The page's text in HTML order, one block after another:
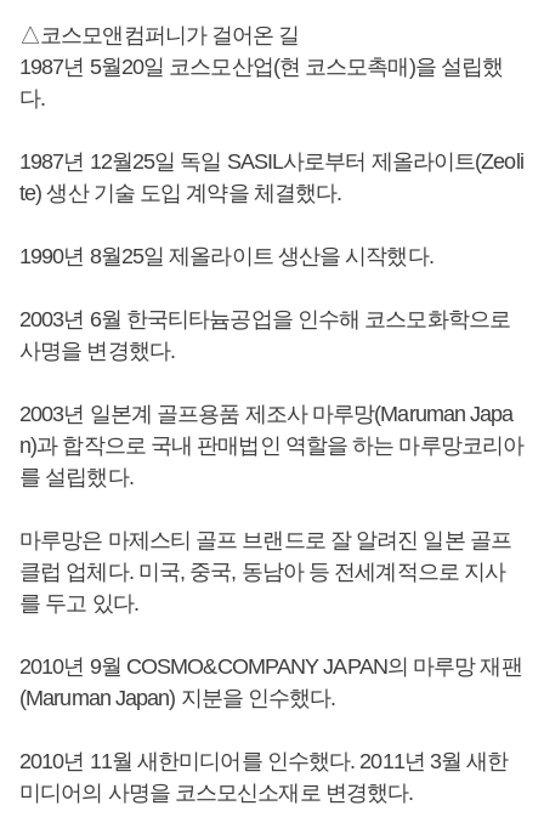
△코스모앤컴퍼니가 걸어온 길
1987년 5월20일 코스모산업(현 코스모촉매)을 설립했
다.
1987년 12월25일 독일 SASIL사로부터 제올라이트(Zeoli
te) 생산 기술 도입 계약을 체결했다.
1990년 8월25일 제올라이트 생산을 시작했다.
2003년 6월 한국티타늄공업을 인수해 코스모화학으로
사명을 변경했다.
2003년 일본계 골프용품 제조사 마루망(Maruman Japa
n)과 합작으로 국내 판매법인 역할을 하는 마루망코리아
를 설립했다.
마루망은 마제스티 골프 브랜드로 잘 알려진 일본 골프
클럽 업체다. 미국, 중국, 동남아 등 전세계적으로 지사
를 두고 있다.
2010년 9월 COSMO&COMPANY JAPAN의 마루망 재팬
(Maruman Japan) 지분을 인수했다.
2010년 11월 새한미디어를 인수했다. 2011년 3월 새한
미디어의 사명을 코스모신소재로 변경했다.